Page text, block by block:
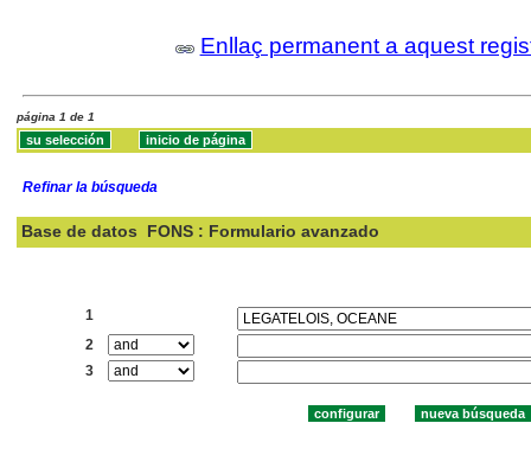
Enllaç permanent a aquest
página 1 de 1
Refinar la búsqueda
Base de datos FONS : Formulario avanzado
1
2
3